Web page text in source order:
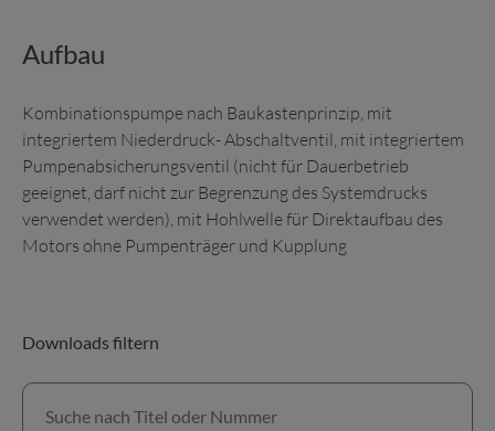
Aufbau
Kombinationspumpe nach Baukastenprinzip, mit
integriertem Niederdruck- Abschaltventil, mit integriertem
Pumpenabsicherungsventil (nicht für Dauerbetrieb
geeignet, darf nicht zur Begrenzung des Systemdrucks
verwendet werden), mit Hohlwelle für Direktaufbau des
Motors ohne Pumpenträger und Kupplung
Downloads filtern
Suche nach Titel oder Nummer